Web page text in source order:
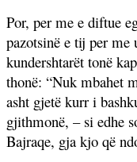
Por, per me e diftue
pazotsinë e tij per me
kundershtarët tonë
thonë: “Nuk mbahet
asht gjetë kurr i
gjithmonë, – si edhe
Bajraqe, gja kjo që